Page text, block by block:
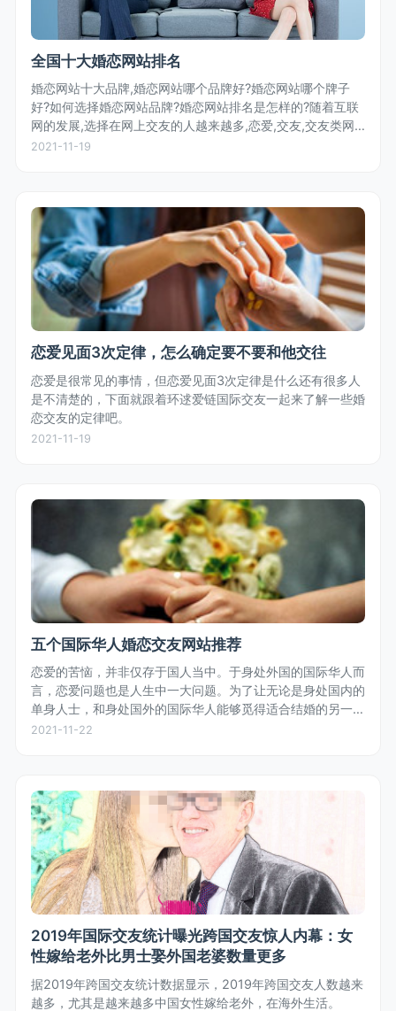
全国十大婚恋网站排名
婚恋网站十大品牌,婚恋网站哪个品牌好?婚恋网站哪个牌子
好?如何选择婚恋网站品牌?婚恋网站排名是怎样的?随着互联
网的发展,选择在网上交友的人越来越多,恋爱,交友,交友类网
站层出不穷,那么,究竟哪家婚恋网站更好,更让人放心?婚恋网
2021-11-19
恋爱见面3次定律，怎么确定要不要和他交往
恋爱是很常见的事情，但恋爱见面3次定律是什么还有很多人
是不清楚的，下面就跟着环逑爱链国际交友一起来了解一些婚
恋交友的定律吧。
2021-11-19
五个国际华人婚恋交友网站推荐
恋爱的苦恼，并非仅存于国人当中。于身处外国的国际华人而
言，恋爱问题也是人生中一大问题。为了让无论是身处国内的
单身人士，和身处国外的国际华人能够觅得适合结婚的另一
半，小编为大家推荐一些适合结缘的国际华人婚恋交友网站。
2021-11-22
2019年国际交友统计曝光跨国交友惊人内幕：女
性嫁给老外比男士娶外国老婆数量更多
据2019年跨国交友统计数据显示，2019年跨国交友人数越来
越多，尤其是越来越多中国女性嫁给老外，在海外生活。